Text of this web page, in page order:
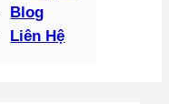
Blog
Liên Hệ